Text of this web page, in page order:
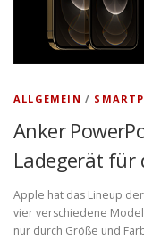
ALLGEMEIN /
Anker
Ladegerät für
Apple hat das Lineup
vier verschiedene
nur durch Größe und